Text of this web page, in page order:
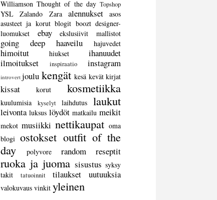
Williamson Thought of the day Topshop
YSL Zalando Zara alennukset
asos
asusteet ja korut blogit boozt designer-
luomukset
ebay ekslusiivit mallistot
going deep haaveilu hajuvedet
himoitut hiukset
ihanuudet
ilmoitukset
inspiraatio instagram
introvert joulu kengät kesä kevät kirjat
kissat korut kosmetiikka
kuulumisia kyselyt laihdutus laukut
leivonta luksus löydöt matkailu meikit
mekot musiikki nettikaupat oma
blogi ostokset outfit of the
day
polyvore random reseptit
ruoka ja juoma sisustus syksy
takit
tatuoinnit tilaukset uutuuksia
valokuvaus vinkit yleinen